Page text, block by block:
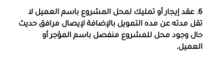
6. عقد إيجار أو تمليك لمحل المشروع باسم العميل لا
تقل مدته عن مده التمويل بالإضافة لإيصال مرافق حديث
حال وجود محل للمشروع منفصل باسم المؤجر أو
العميل.